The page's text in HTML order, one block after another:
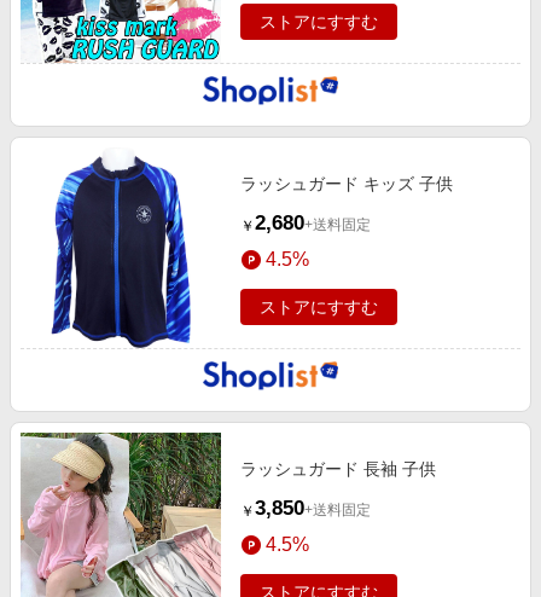
ストアにすすむ
ラッシュガード キッズ 子供
￥ 2,680+送料固定
4.5%
ストアにすすむ
ラッシュガード 長袖 子供
￥ 3,850+送料固定
4.5%
ストアにすすむ